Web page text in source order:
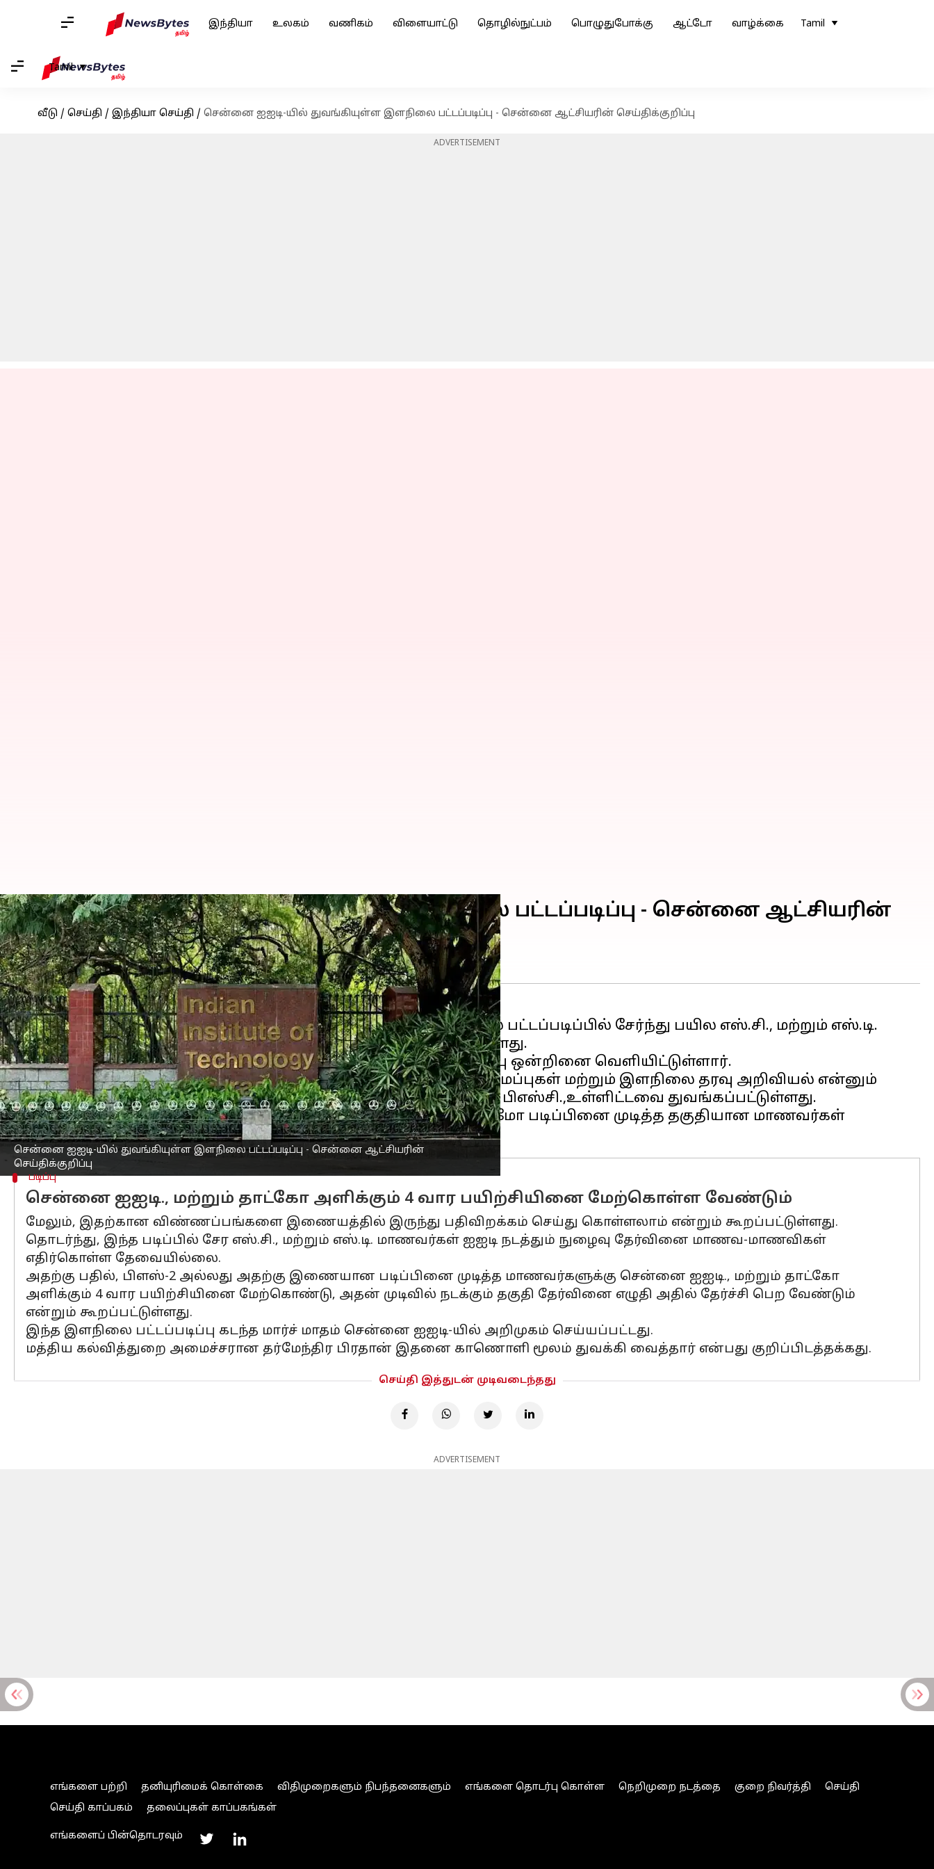
இந்தியா உலகம் வணிகம் விளையாட்டு தொழில்நுட்பம் பொழுதுபோக்கு ஆட்டோ வாழ்க்கை Tamil
Tamil
வீடு / செய்தி / இந்தியா செய்தி / சென்னை ஐஐடி-யில் துவங்கியுள்ள இளநிலை பட்டப்படிப்பு - சென்னை ஆட்சியரின் செய்திக்குறிப்பு
ADVERTISEMENT
சென்னை ஐஐடி-யில் துவங்கியுள்ள இளநிலை பட்டப்படிப்பு - சென்னை ஆட்சியரின்
செய்திக்குறிப்பு
சென்னை ஐஐடி-யில் துவங்கியுள்ள இளநிலை பட்டப்படிப்பு - சென்னை ஆட்சியரின்
செய்திக்குறிப்பு
எழுதியவர் Nivetha P Aug 28, 2023 12:17 pm
செய்தி முன்னோட்டம்
சென்னைஐஐடி-யில் முதன்முறையாக துவங்கப்பட்டுள்ள இளநிலை பட்டப்படிப்பில் சேர்ந்து பயில எஸ்.சி., மற்றும் எஸ்.டி.
மாணவர்கள் விண்ணப்பிக்கலாம் என்று அறிவிப்பு வெளியாகியுள்ளது.
இது குறித்து சென்னை மாவட்ட ஆட்சியர் மு.அருணா செய்தி குறிப்பு ஒன்றினை வெளியிட்டுள்ளார்.
அதில் அவர், சென்னைஐஐடி-யில் முதன்முறையாக மின்னணு அமைப்புகள் மற்றும் இளநிலை தரவு அறிவியல் என்னும்
பட்டப்படிப்புகள், அதாவது டேட்டா சயின்ஸ் மற்றும் அப்ளிகேஷன்ஸ், பிஎஸ்சி.,உள்ளிட்டவை துவங்கப்பட்டுள்ளது.
இந்த பட்டப்படிப்பிற்கு பிளஸ்-2 அல்லது அதற்கு இணையான டிப்ளமோ படிப்பினை முடித்த தகுதியான மாணவர்கள்
படிப்பு
சென்னை ஐஐடி., மற்றும் தாட்கோ அளிக்கும் 4 வார பயிற்சியினை மேற்கொள்ள வேண்டும்
மேலும், இதற்கான விண்ணப்பங்களை இணையத்தில் இருந்து பதிவிறக்கம் செய்து கொள்ளலாம் என்றும் கூறப்பட்டுள்ளது.
தொடர்ந்து, இந்த படிப்பில் சேர எஸ்.சி., மற்றும் எஸ்.டி. மாணவர்கள் ஐஐடி நடத்தும் நுழைவு தேர்வினை மாணவ-மாணவிகள்
எதிர்கொள்ள தேவையில்லை.
அதற்கு பதில், பிளஸ்-2 அல்லது அதற்கு இணையான படிப்பினை முடித்த மாணவர்களுக்கு சென்னை ஐஐடி., மற்றும் தாட்கோ
அளிக்கும் 4 வார பயிற்சியினை மேற்கொண்டு, அதன் முடிவில் நடக்கும் தகுதி தேர்வினை எழுதி அதில் தேர்ச்சி பெற வேண்டும்
என்றும் கூறப்பட்டுள்ளது.
இந்த இளநிலை பட்டப்படிப்பு கடந்த மார்ச் மாதம் சென்னை ஐஐடி-யில் அறிமுகம் செய்யப்பட்டது.
மத்திய கல்வித்துறை அமைச்சரான தர்மேந்திர பிரதான் இதனை காணொளி மூலம் துவக்கி வைத்தார் என்பது குறிப்பிடத்தக்கது.
செய்தி இத்துடன் முடிவடைந்தது
ADVERTISEMENT
எங்களை பற்றி தனியுரிமைக் கொள்கை விதிமுறைகளும் நிபந்தனைகளும் எங்களை தொடர்பு கொள்ள நெறிமுறை நடத்தை குறை நிவர்த்தி
செய்தி
செய்தி காப்பகம்
தலைப்புகள் காப்பகங்கள்
எங்களைப் பின்தொடரவும்